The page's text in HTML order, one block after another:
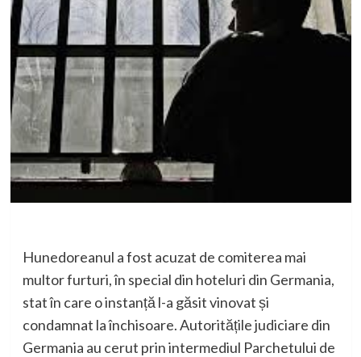
Hunedoreanul a fost acuzat de comiterea mai
multor furturi, în special din hoteluri din Germania,
stat în care o instanță l-a găsit vinovat și
condamnat la închisoare. Autoritățile judiciare din
Germania au cerut prin intermediul Parchetului de